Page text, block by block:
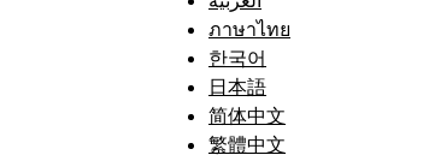
ภาษาไทย
한국어
日本語
简体中文
繁體中文